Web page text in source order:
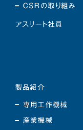
CSRの取り組み
アスリート社員
製品紹介
専用工作機械
産業機械